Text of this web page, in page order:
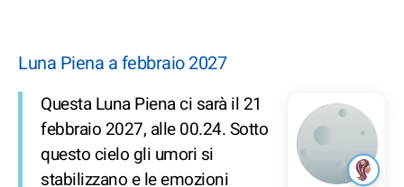
Luna Piena a febbraio 2027
Questa Luna Piena ci sarà il 21
febbraio 2027, alle 00.24. Sotto
questo cielo gli umori si
stabilizzano e le emozioni